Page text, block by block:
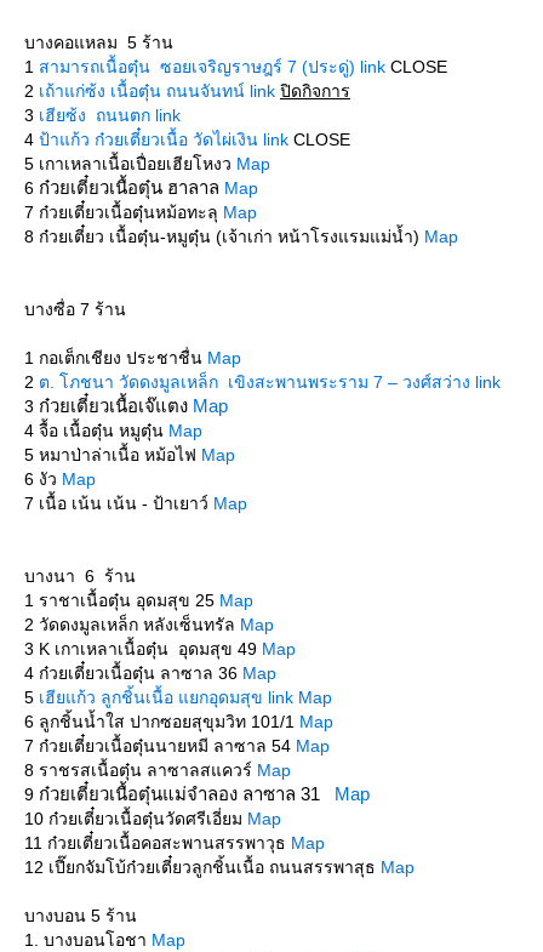
บางคอแหลม 5 ร้าน
1 สามารถเนื้อตุ๋น ซอยเจริญราษฎร์ 7 (ประดู่) link CLOSE
2 เถ้าแก่ซ้ง เนื้อตุ๋น ถนนจันทน์ link ปิดกิจการ
3 เฮียซ้ง ถนนตก link
4 ป้าแก้ว ก๋วยเตี๋ยวเนื้อ วัดไผ่เงิน link CLOSE
5 เกาเหลาเนื้อเปื่อยเฮียโหงว Map
6 ก๋วยเตี๋ยวเนื้อตุ๋น ฮาลาล Map
7 ก๋วยเตี๋ยวเนื้อตุ๋นหม้อทะลุ Map
8 ก๋วยเตี๋ยว เนื้อตุ๋น-หมูตุ๋น (เจ้าเก่า หน้าโรงแรมแม่น้ำ) Map
บางซื่อ 7 ร้าน
1 กอเต็กเชียง ประชาชื่น Map
2 ต. โภชนา วัดดงมูลเหล็ก เขิงสะพานพระราม 7 – วงศ์สว่าง link
3 ก๋วยเตี๋ยวเนื้อเจ๊แตง Map
4 จื้อ เนื้อตุ๋น หมูตุ๋น Map
5 หมาป่าล่าเนื้อ หม้อไฟ Map
6 งัว Map
7 เนื้อ เน้น เน้น - ป้าเยาว์ Map
บางนา 6 ร้าน
1 ราชาเนื้อตุ๋น อุดมสุข 25 Map
2 วัดดงมูลเหล็ก หลังเซ็นทรัล Map
3 K เกาเหลาเนื้อตุ๋น อุดมสุข 49 Map
4 ก๋วยเตี๋ยวเนื้อตุ๋น ลาซาล 36 Map
5 เฮียแก้ว ลูกชิ้นเนื้อ แยกอุดมสุข link Map
6 ลูกชิ้นน้ำใส ปากซอยสุขุมวิท 101/1 Map
7 ก๋วยเตี๋ยวเนื้อตุ๋นนายหมี ลาซาล 54 Map
8 ราชรสเนื้อตุ๋น ลาซาลสแควร์ Map
9 ก๋วยเตี๋ยวเนื้อตุ๋นแม่จำลอง ลาซาล 31 Map
10 ก๋วยเตี๋ยวเนื้อตุ๋นวัดศรีเอี่ยม Map
11 ก๋วยเตี๋ยวเนื้อคอสะพานสรรพาวุธ Map
12 เปี๊ยกจัมโบ้ก๋วยเตี๋ยวลูกชิ้นเนื้อ ถนนสรรพาสุธ Map
บางบอน 5 ร้าน
1. บางบอนโอชา Map